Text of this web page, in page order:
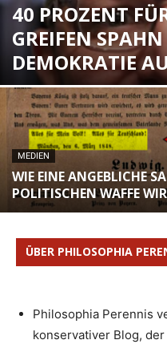
40 PROZENT
GREIFEN
DEMOKRATIE
MEDIEN
WIE EINE ANGEBLICHE
POLITISCHEN WAFFE
ÜBER PHILOSOPHIA
Philosophia Perennis
konservativer Blog,